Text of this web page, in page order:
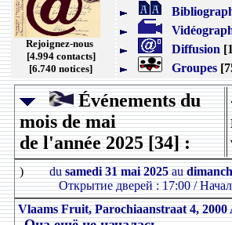
Rejoignez-nous
[4.994 contacts]
[6.740 notices]
Diffusion
Groupes
Événements du
mois de mai
de l'année 2025 [34] :
) dusamedi 31 mai 2025au
Открытие дверей : 17:00 / Начало
Vlaams Fruit, Parochiaanstraat 4,